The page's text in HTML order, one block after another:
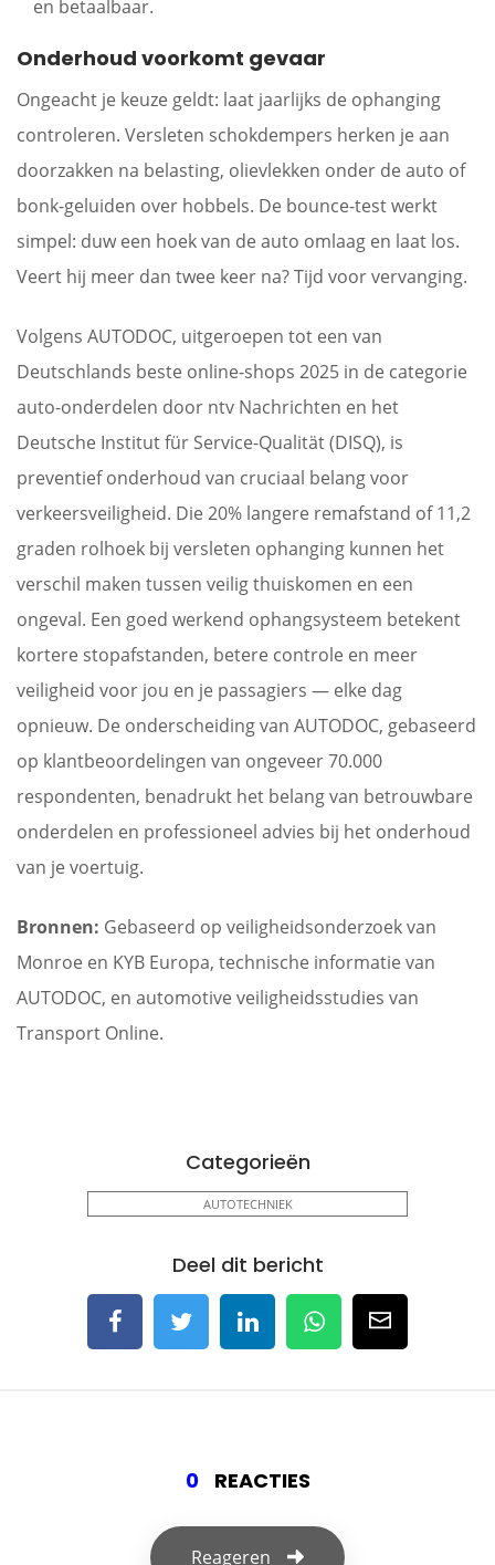
en betaalbaar.
Onderhoud voorkomt gevaar
Ongeacht je keuze geldt: laat jaarlijks de ophanging
controleren. Versleten schokdempers herken je aan
doorzakken na belasting, olievlekken onder de auto of
bonk-geluiden over hobbels. De bounce-test werkt
simpel: duw een hoek van de auto omlaag en laat los.
Veert hij meer dan twee keer na? Tijd voor vervanging.
Volgens AUTODOC, uitgeroepen tot een van
Deutschlands beste online-shops 2025 in de categorie
auto-onderdelen door ntv Nachrichten en het
Deutsche Institut für Service-Qualität (DISQ), is
preventief onderhoud van cruciaal belang voor
verkeersveiligheid. Die 20% langere remafstand of 11,2
graden rolhoek bij versleten ophanging kunnen het
verschil maken tussen veilig thuiskomen en een
ongeval. Een goed werkend ophangsysteem betekent
kortere stopafstanden, betere controle en meer
veiligheid voor jou en je passagiers — elke dag
opnieuw. De onderscheiding van AUTODOC, gebaseerd
op klantbeoordelingen van ongeveer 70.000
respondenten, benadrukt het belang van betrouwbare
onderdelen en professioneel advies bij het onderhoud
van je voertuig.
Bronnen: Gebaseerd op veiligheidsonderzoek van
Monroe en KYB Europa, technische informatie van
AUTODOC, en automotive veiligheidsstudies van
Transport Online.
Categorieën
AUTOTECHNIEK
Deel dit bericht
0 REACTIES
Reageren